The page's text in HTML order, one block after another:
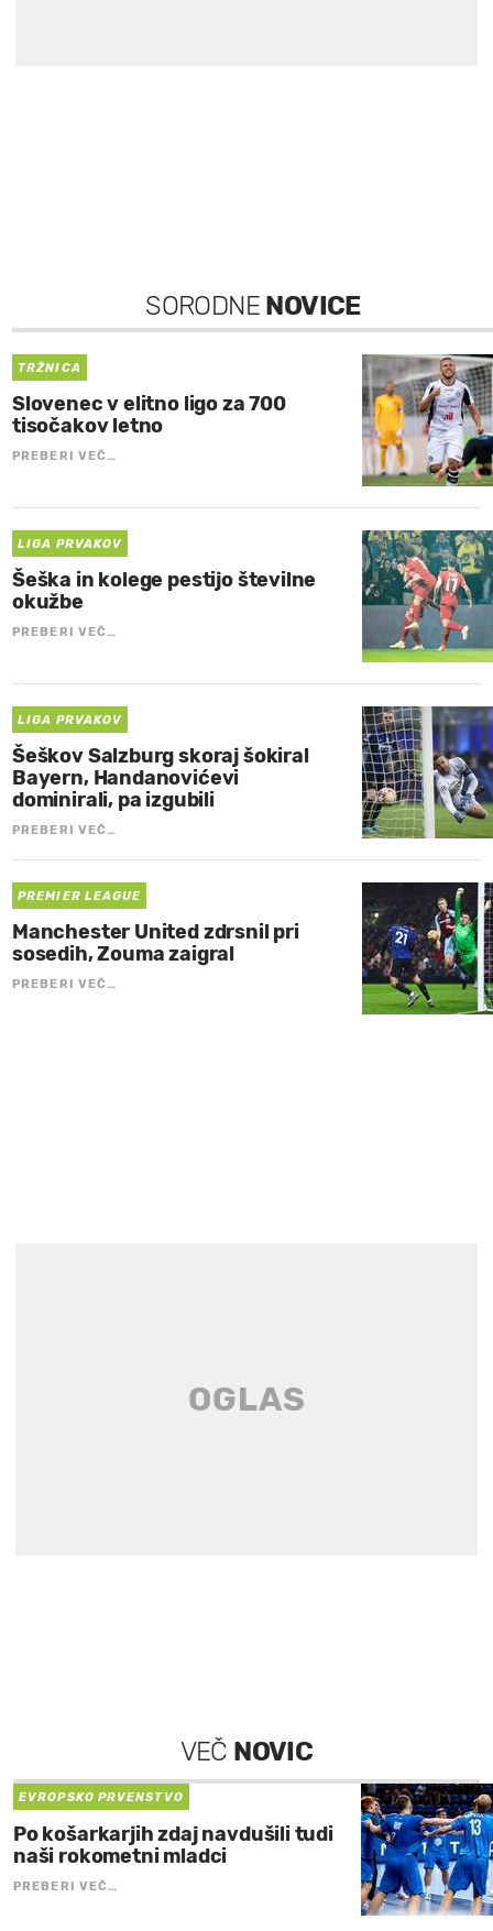
SORODNE NOVICE
TRŽNICA
Slovenec v elitno ligo za 700
tisočakov letno
PREBERI VEČ…
LIGA PRVAKOV
Šeška in kolege pestijo številne
okužbe
PREBERI VEČ…
LIGA PRVAKOV
Šeškov Salzburg skoraj šokiral
Bayern, Handanovićevi
dominirali, pa izgubili
PREBERI VEČ…
PREMIER LEAGUE
Manchester United zdrsnil pri
sosedih, Zouma zaigral
PREBERI VEČ…
VEČ NOVIC
EVROPSKO PRVENSTVO
Po košarkarjih zdaj navdušili tudi
naši rokometni mladci
PREBERI VEČ…